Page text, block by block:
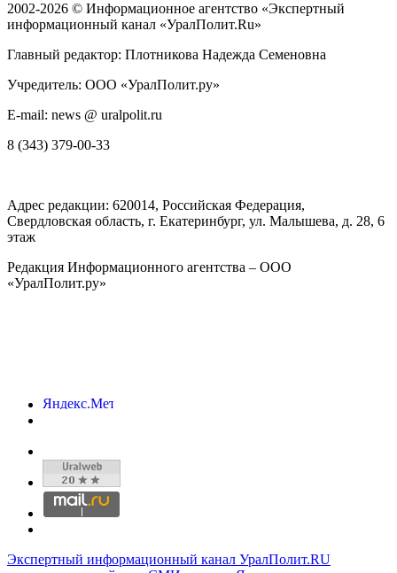
2002-2026 © Информационное агентство «Экспертный
информационный канал «УралПолит.Ru»
Главный редактор: Плотникова Надежда Семеновна
Учредитель: ООО «УралПолит.ру»
E-mail: news @ uralpolit.ru
8 (343) 379-00-33
Адрес редакции: 620014, Российская Федерация,
Свердловская область, г. Екатеринбург, ул. Малышева, д. 28, 6
этаж
Редакция Информационного агентства – ООО
«УралПолит.ру»
Экспертный информационный канал УралПолит.RU